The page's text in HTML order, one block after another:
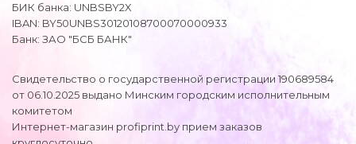
БИК банка: UNBSBY2X
IBAN: BY50UNBS30120108700070000933
Банк: ЗАО "БСБ БАНК"
Свидетельство о государственной регистрации 190689584
от 06.10.2025 выдано Минским городским исполнительным
комитетом
Интернет-магазин profiprint.by прием заказов